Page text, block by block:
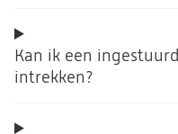
Kan ik een
intrekken?